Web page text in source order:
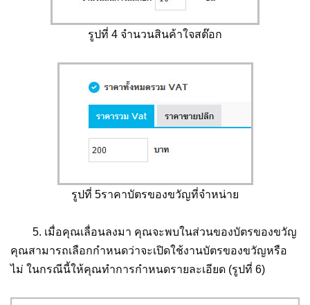
รูปที่ 4 จำนวนสินค้าใจสต๊อก
รูปที่ 5ราคาบัตรของขวัญที่จำหน่าย
5. เมื่อคุณเลื่อนลงมา คุณจะพบในส่วนของบัตรของขวัญ
คุณสามารถเลือกกำหนดว่าจะเปิดใช้งานบัตรของขวัญหรือ
ไม่ ในกรณีนี้ให้คุณทำการกำหนดรายละเอียด (รูปที่ 6)